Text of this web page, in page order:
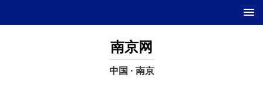
南京网
中国 · 南京